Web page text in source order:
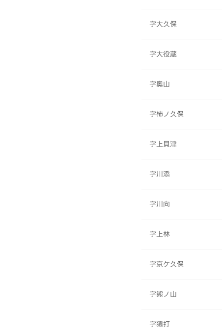
字大久保
字大役蔵
字奥山
字柿ノ久保
字上貝津
字川添
字川向
字上林
字京ケ久保
字熊ノ山
字猿打